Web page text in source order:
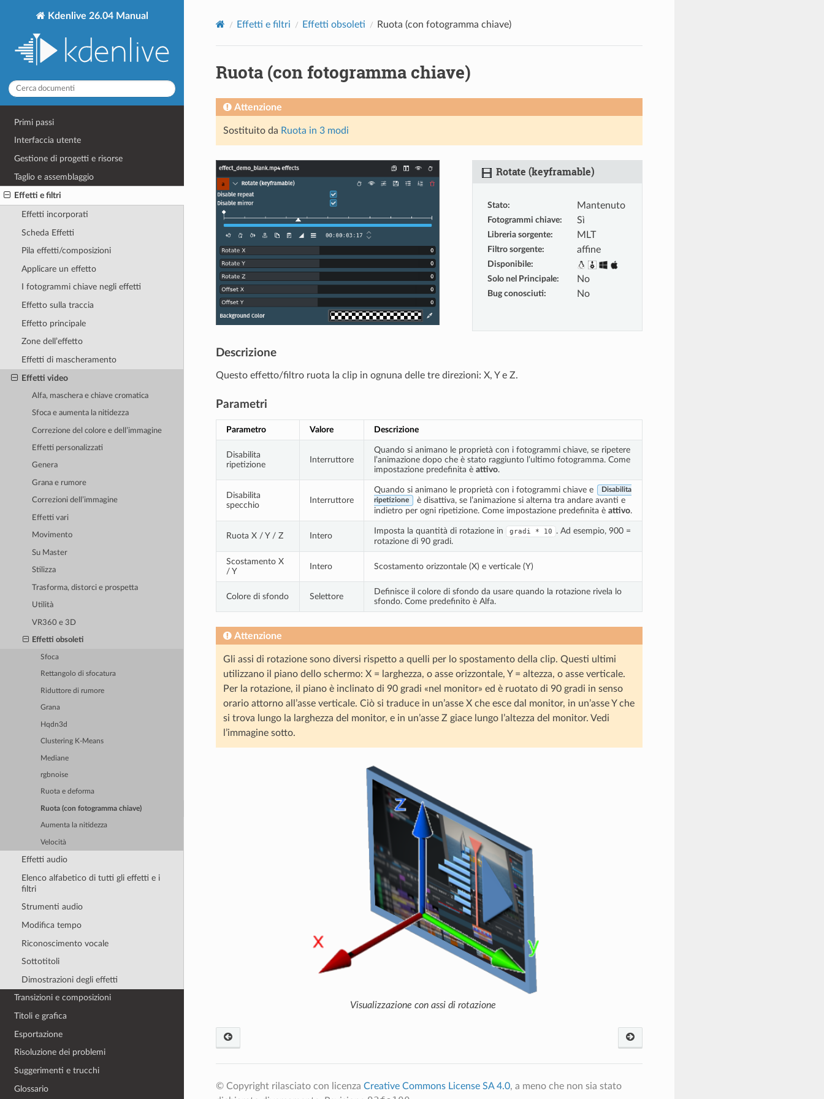
Kdenlive 26.04 Manual
Primi passi
Interfaccia utente
Gestione di progetti e risorse
Taglio e assemblaggio
Effetti e filtri
Effetti incorporati
Scheda Effetti
Pila effetti/composizioni
Applicare un effetto
I fotogrammi chiave negli effetti
Effetto sulla traccia
Effetto principale
Zone dell’effetto
Effetti di mascheramento
Effetti video
Alfa, maschera e chiave cromatica
Sfoca e aumenta la nitidezza
Correzione del colore e dell’immagine
Effetti personalizzati
Genera
Grana e rumore
Correzioni dell’immagine
Effetti vari
Movimento
Su Master
Stilizza
Trasforma, distorci e prospetta
Utilità
VR360 e 3D
Effetti obsoleti
Sfoca
Rettangolo di sfocatura
Riduttore di rumore
Grana
Hqdn3d
Clustering K-Means
Mediane
rgbnoise
Ruota e deforma
Ruota (con fotogramma chiave)
Aumenta la nitidezza
Velocità
Effetti audio
Elenco alfabetico di tutti gli effetti e i
filtri
Strumenti audio
Modifica tempo
Riconoscimento vocale
Sottotitoli
Dimostrazioni degli effetti
Transizioni e composizioni
Titoli e grafica
Esportazione
Risoluzione dei problemi
Suggerimenti e trucchi
Glossario
Effetti e filtri Effetti obsoleti Ruota (con fotogramma chiave)
Ruota (con fotogramma chiave)
Attenzione
Sostituito da Ruota in 3 modi
Rotate (keyframable)
Stato: Mantenuto
Fotogrammi chiave: Sì
Libreria sorgente: MLT
Filtro sorgente: affine
Disponibile:
Solo nel Principale: No
Bug conosciuti: No
Descrizione
Questo effetto/filtro ruota la clip in ognuna delle tre direzioni: X, Y e Z.
Parametri
Parametro Valore Descrizione
Disabilita
ripetizione
Interruttore
Quando si animano le proprietà con i fotogrammi chiave, se ripetere
l’animazione dopo che è stato raggiunto l’ultimo fotogramma. Come
impostazione predefinita è attivo.
Disabilita
specchio
Interruttore
Quando si animano le proprietà con i fotogrammi chiave e
Disabilita
ripetizione
è disattiva, se l’animazione si alterna tra andare avanti e
indietro per ogni ripetizione. Come impostazione predefinita è attivo.
Ruota X / Y / Z Intero
Imposta la quantità di rotazione in gradi * 10
. Ad esempio, 900 =
rotazione di 90 gradi.
Scostamento X
/ Y
Intero Scostamento orizzontale (X) e verticale (Y)
Colore di sfondo Selettore
Definisce il colore di sfondo da usare quando la rotazione rivela lo
sfondo. Come predefinito è Alfa.
Attenzione
Gli assi di rotazione sono diversi rispetto a quelli per lo spostamento della clip. Questi ultimi
utilizzano il piano dello schermo: X = larghezza, o asse orizzontale, Y = altezza, o asse verticale.
Per la rotazione, il piano è inclinato di 90 gradi «nel monitor» ed è ruotato di 90 gradi in senso
orario attorno all’asse verticale. Ciò si traduce in un’asse X che esce dal monitor, in un’asse Y che
si trova lungo la larghezza del monitor, e in un’asse Z giace lungo l’altezza del monitor. Vedi
l’immagine sotto.
Visualizzazione con assi di rotazione
© Copyright rilasciato con licenza Creative Commons License SA 4.0, a meno che non sia stato